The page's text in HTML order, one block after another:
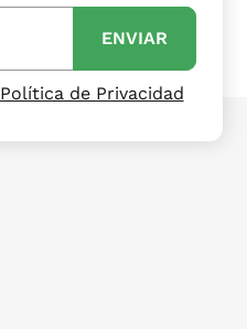
Política de Privacidad
ENVIAR